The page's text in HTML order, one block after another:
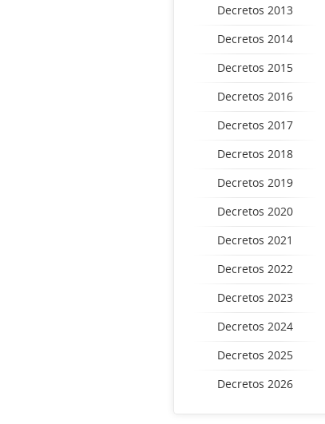
Decretos 2013
Decretos 2014
Decretos 2015
Decretos 2016
Decretos 2017
Decretos 2018
Decretos 2019
Decretos 2020
Decretos 2021
Decretos 2022
Decretos 2023
Decretos 2024
Decretos 2025
Decretos 2026